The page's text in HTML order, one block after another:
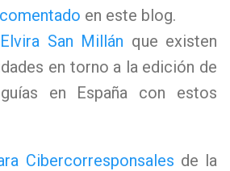
en este blog.
Elvira San Millán que existen
en torno a la edición de
en España con estos
Cibercorresponsales de la